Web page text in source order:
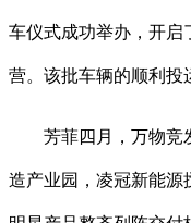
车仪式成功举办，开启
营。该批车辆的顺利投
芳菲四月，万物竞发
造产业园，凌冠新能源